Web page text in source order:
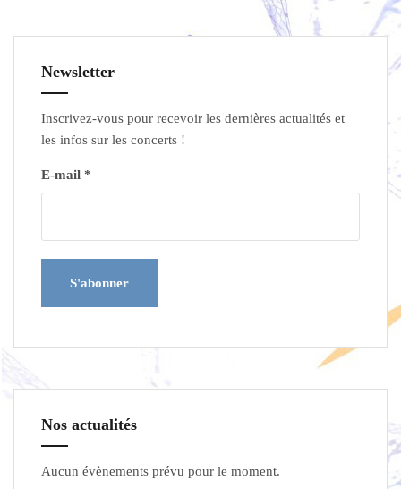
Newsletter
Inscrivez-vous pour recevoir les dernières actualités et
les infos sur les concerts !
E-mail *
Nos actualités
Aucun évènements prévu pour le moment.